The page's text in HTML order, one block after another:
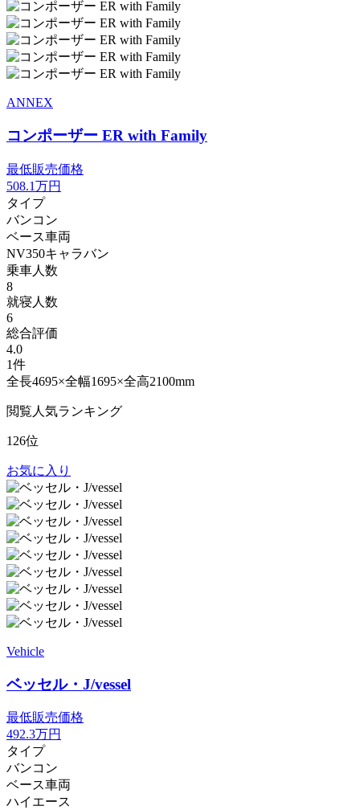
ANNEX
コンポーザー ER with Family
最低販売価格
508.1万円
タイプ
バンコン
ベース車両
NV350キャラバン
乗車人数
8
就寝人数
6
総合評価
4.0
1件
全長4695×全幅1695×全高2100mm
閲覧人気ランキング
126位
お気に入り
Vehicle
ベッセル・J/vessel
最低販売価格
492.3万円
タイプ
バンコン
ベース車両
ハイエース